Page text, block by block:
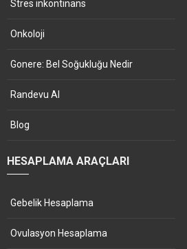
Stres inkontinans
Onkoloji
Gonere: Bel Soğukluğu Nedir
Randevu Al
Blog
HESAPLAMA ARAÇLARI
Gebelik Hesaplama
Ovulasyon Hesaplama